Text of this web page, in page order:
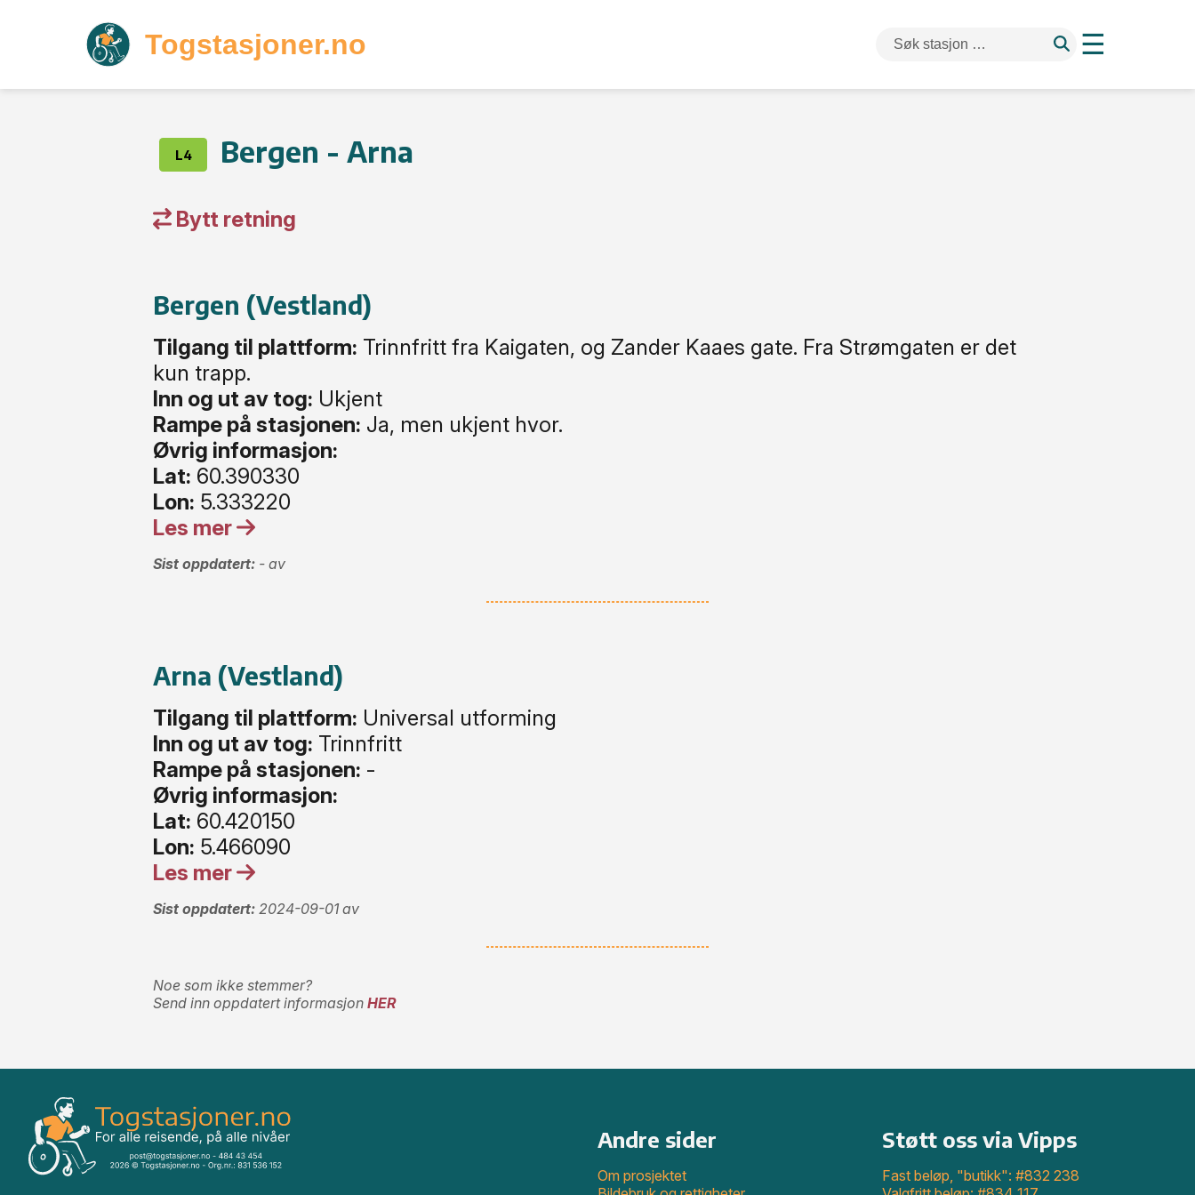
Togstasjoner.no ☰
L4 Bergen - Arna
Bytt retning
Bergen (Vestland)
Tilgang til plattform: Trinnfritt fra Kaigaten, og Zander Kaaes gate. Fra Strømgaten er det
kun trapp.
Inn og ut av tog: Ukjent
Rampe på stasjonen: Ja, men ukjent hvor.
Øvrig informasjon:
Lat: 60.390330
Lon: 5.333220
Les mer
Sist oppdatert: - av
Arna (Vestland)
Tilgang til plattform: Universal utforming
Inn og ut av tog: Trinnfritt
Rampe på stasjonen: -
Øvrig informasjon:
Lat: 60.420150
Lon: 5.466090
Les mer
Sist oppdatert: 2024-09-01 av
Noe som ikke stemmer?
Send inn oppdatert informasjon HER
Andre sider
Om prosjektet
Støtt oss via Vipps
Fast beløp, "butikk": #832 238